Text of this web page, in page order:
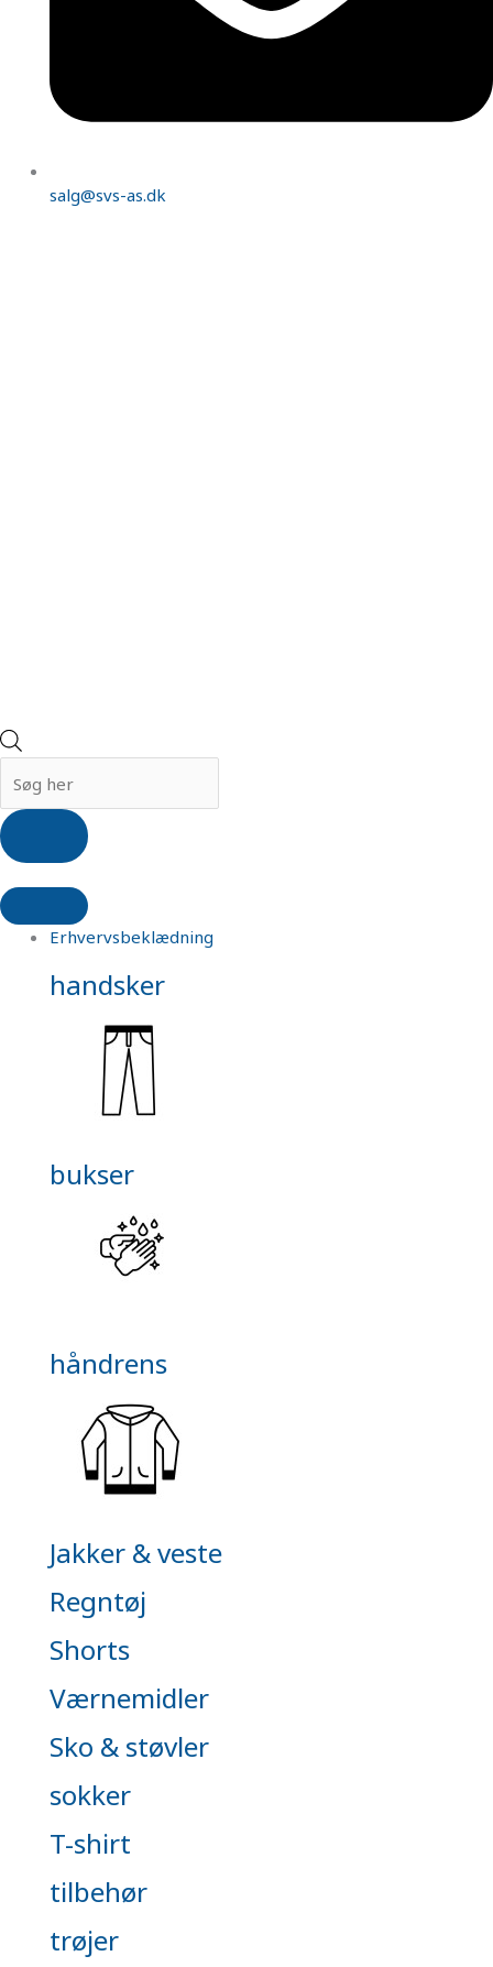
salg@svs-as.dk
Erhvervsbeklædning
handsker
bukser
håndrens
Jakker & veste
Regntøj
Shorts
Værnemidler
Sko & støvler
sokker
T-shirt
tilbehør
trøjer